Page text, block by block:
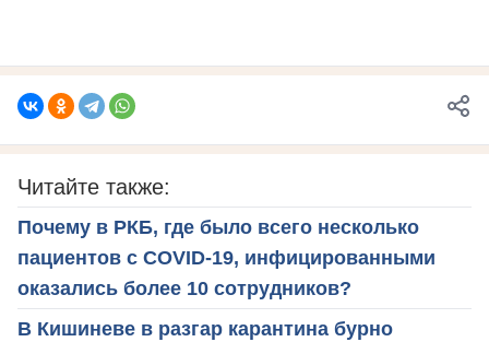
Читайте также:
Почему в РКБ, где было всего несколько
пациентов с COVID-19, инфицированными
оказались более 10 сотрудников?
В Кишиневе в разгар карантина бурно